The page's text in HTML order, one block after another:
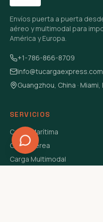
Envíos puerta a puerta
aéreo y multimodal para
América y Europa.
+1-786-866-8709
info@tucargaexpress.com
Guangzhou, China · Miami,
SERVICIOS
Carga Marítima
Carga Aérea
Carga Multimodal